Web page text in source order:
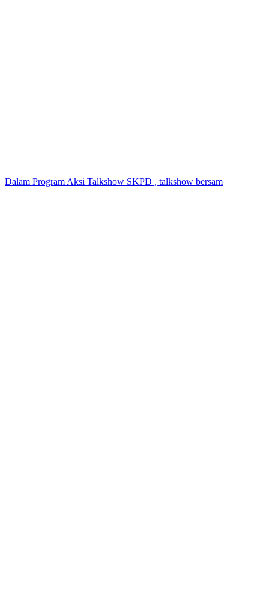
Dalam Program Aksi Talkshow SKPD , talkshow bersam